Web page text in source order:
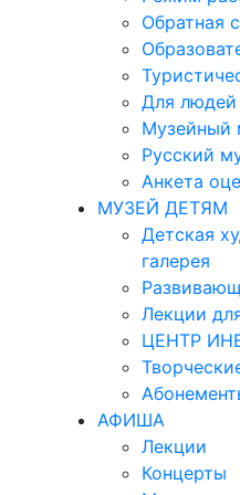
Обратная
Для людей
Музейный
Русский
Анкета
МУЗЕЙ ДЕТЯМ
Детская
галерея
Лекции
ЦЕНТР
АФИША
Лекции
Концерты